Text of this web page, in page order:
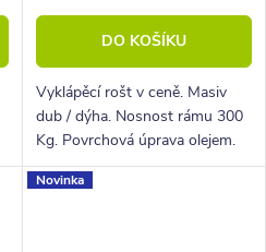
DO KOŠÍKU
Vyklápěcí rošt v ceně. Masiv
dub / dýha. Nosnost rámu 300
Kg. Povrchová úprava olejem.
Novinka